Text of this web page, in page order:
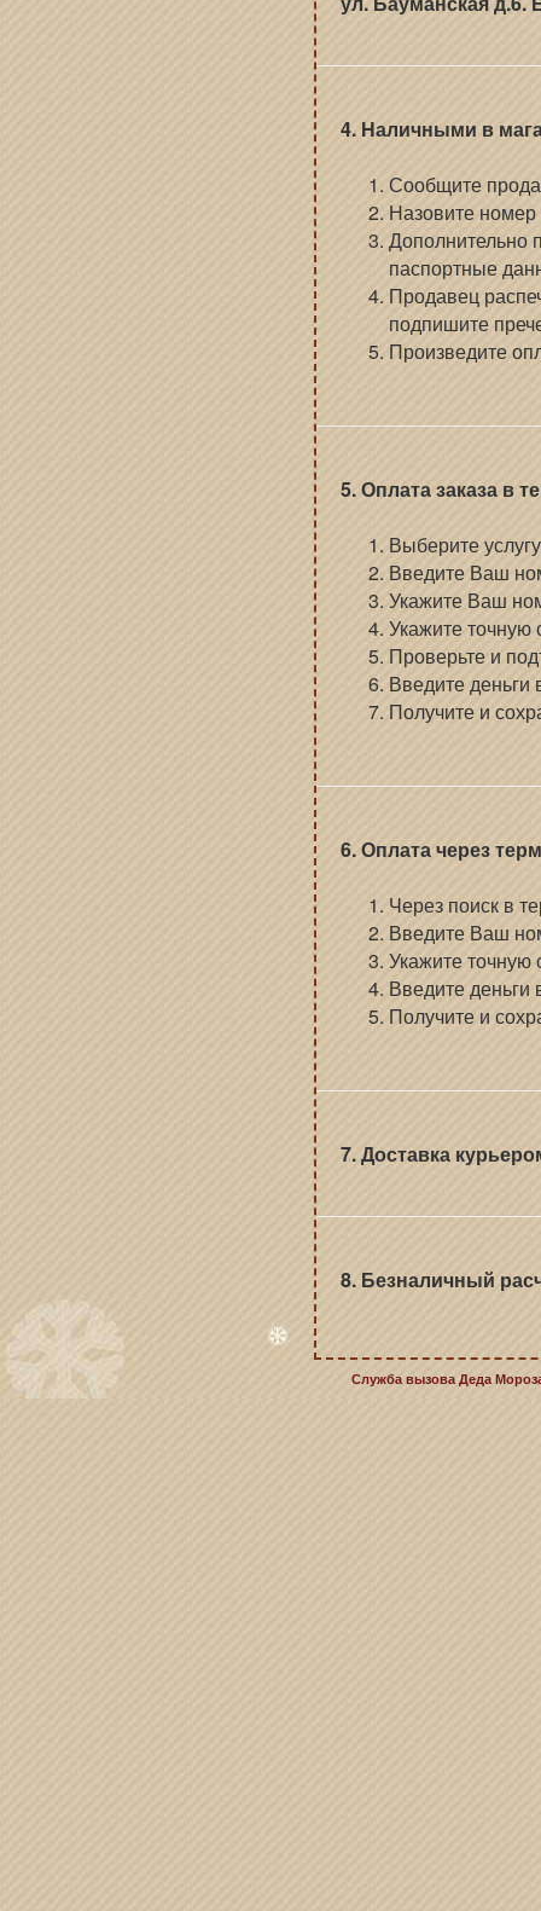
4. Наличными в
Сообщите
Назовите
Дополнительно
паспортные
Продавец
подпишите
Произведите
5. Оплата заказа в
Выберите
Введите Ваш
Укажите Ваш
Укажите точную
Проверьте и
Введите деньги
Получите и
6. Оплата через
Через поиск в
Введите Ваш
Укажите точную
Введите деньги
Получите и
7. Доставка
8. Безналичный
Служба вызова Деда